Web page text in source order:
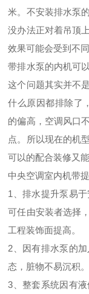
米。不安装排水泵
没办法正对着吊顶
效果可能会受到不
带排水泵的内机可
这个问题其实并不
什么原因都排除了
的偏高，空调风口
点。所以现在的机
可以的配合装修又
中央空调室内机带
1、排水提升泵易
可任由安装者选择
工程装饰面提高。
2、因有排水泵的
态，脏物不易沉积。
3、整套系统因有